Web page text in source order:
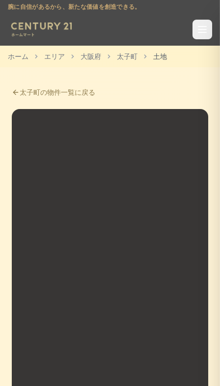
腕に自信があるから、新たな価値を創造できる。
ホーム エリア 大阪府 太子町 土地
太子町の物件一覧に戻る